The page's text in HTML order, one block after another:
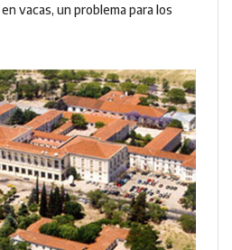
vacas, un problema para los